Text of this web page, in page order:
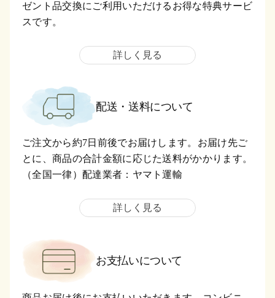
ゼント品交換にご利用いただけるお得な特典サービ
スです。
詳しく見る
配送・送料について
ご注文から約7日前後でお届けします。お届け先ご
とに、商品の合計金額に応じた送料がかかります。
（全国一律）配達業者：ヤマト運輸
詳しく見る
お支払いについて